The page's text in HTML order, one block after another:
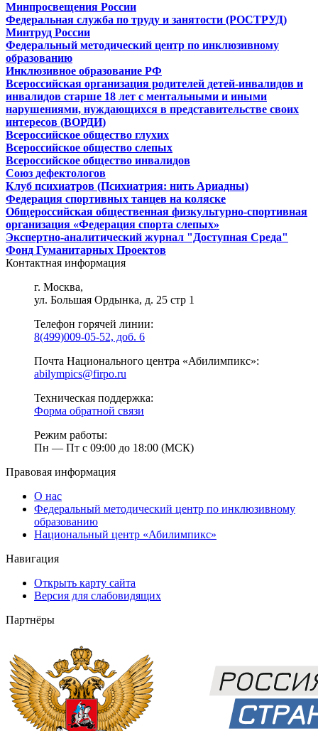
Минпросвещения России
Федеральная служба по труду и занятости (РОСТРУД)
Минтруд России
Федеральный методический центр по инклюзивному
образованию
Инклюзивное образование РФ
Всероссийская организация родителей детей-инвалидов и
инвалидов старше 18 лет с ментальными и иными
нарушениями, нуждающихся в представительстве своих
интересов (ВОРДИ)
Всероссийское общество глухих
Всероссийское общество слепых
Всероссийское общество инвалидов
Союз дефектологов
Клуб психиатров (Психиатрия: нить Ариадны)
Федерация спортивных танцев на коляске
Общероссийская общественная физкультурно-спортивная
организация «Федерация спорта слепых»
Экспертно-аналитический журнал "Доступная Среда"
Фонд Гуманитарных Проектов
Контактная информация
г. Москва,
ул. Большая Ордынка, д. 25 стр 1
Телефон горячей линии:
8(499)009-05-52, доб. 6
Почта Национального центра «Абилимпикс»:
abilympics@firpo.ru
Техническая поддержка:
Форма обратной связи
Режим работы:
Пн — Пт с 09:00 до 18:00 (МСК)
Правовая информация
О нас
Федеральный методический центр по инклюзивному
образованию
Национальный центр «Абилимпикс»
Навигация
Открыть карту сайта
Версия для слабовидящих
Партнёры